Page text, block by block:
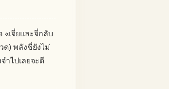
เจี่ยและจี่กลับ
ด) พลังชี่ยังไม่
ำไปเลยจะดี